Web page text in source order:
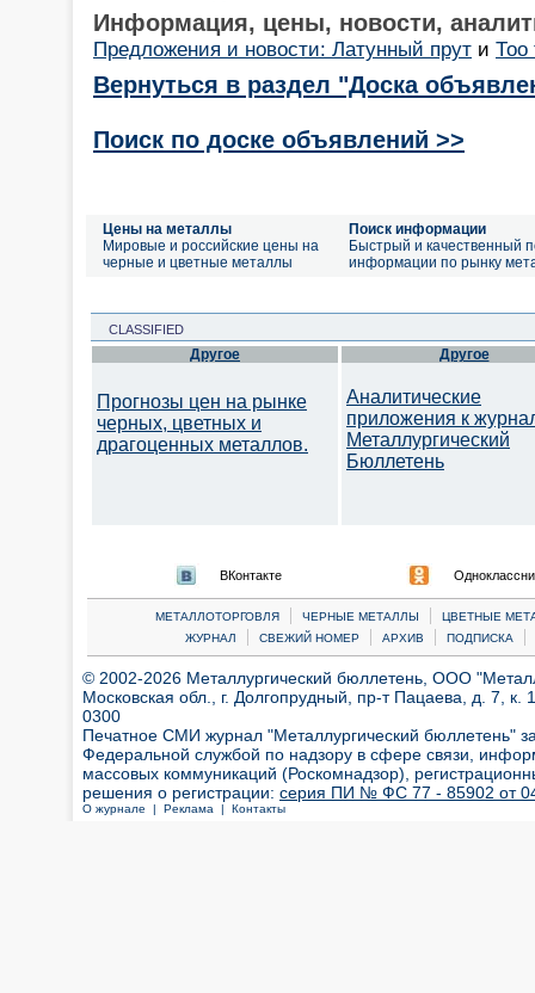
Информация, цены, новости,
Предложения и новости: Латунный прут и Тоо
Вернуться в раздел "Доска
Поиск по доске объявлений >>
Цены на металлы
Мировые и российские цены на
черные и цветные металлы
Поиск информации
Быстрый и качественный
информации по рынку
CLASSIFIED
Другое
Прогнозы цен на рынке
черных, цветных и
драгоценных металлов.
Другое
Аналитические
приложения к
Металлургический
Бюллетень
ВКонтакте
МЕТАЛЛОТОРГОВЛЯ | ЧЕРНЫЕ МЕТАЛЛЫ |
ЦВЕТНЫЕ
ЖУРНАЛ
| СВЕЖИЙ НОМЕР | АРХИВ | ПОДПИСКА |
© 2002-2026 Металлургический бюллетень, ООО
Московская обл., г. Долгопрудный, пр-т Пацаева, д. 7,
0300
Печатное СМИ журнал "Металлургический бюллетень"
Федеральной службой по надзору в сфере связи,
массовых коммуникаций (Роскомнадзор),
решения о регистрации: серия ПИ № ФС 77 - 85902 от 04
О журнале | Реклама | Контакты